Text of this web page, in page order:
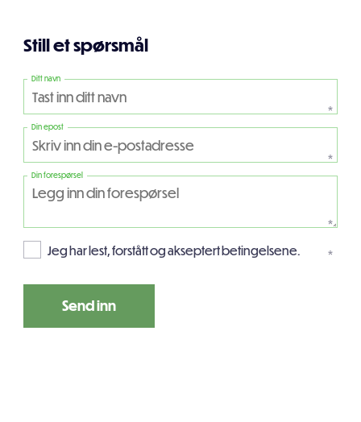
Still et spørsmål
Ditt navn
*
Din epost
*
Din forespørsel
*
Jeg har lest, forstått og akseptert betingelsene. *